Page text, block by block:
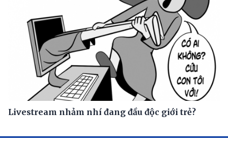
Livestream nhảm nhí đang đầu độc giới trẻ?